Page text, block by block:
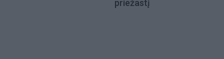
priežastį